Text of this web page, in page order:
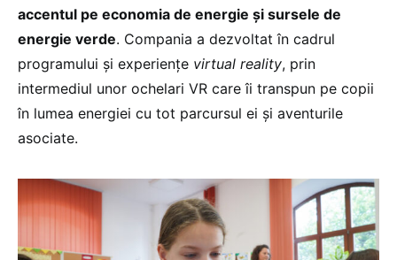
accentul pe economia de energie și sursele de
energie verde. Compania a dezvoltat în cadrul
programului și experiențe virtual reality, prin
intermediul unor ochelari VR care îi transpun pe copii
în lumea energiei cu tot parcursul ei și aventurile
asociate.